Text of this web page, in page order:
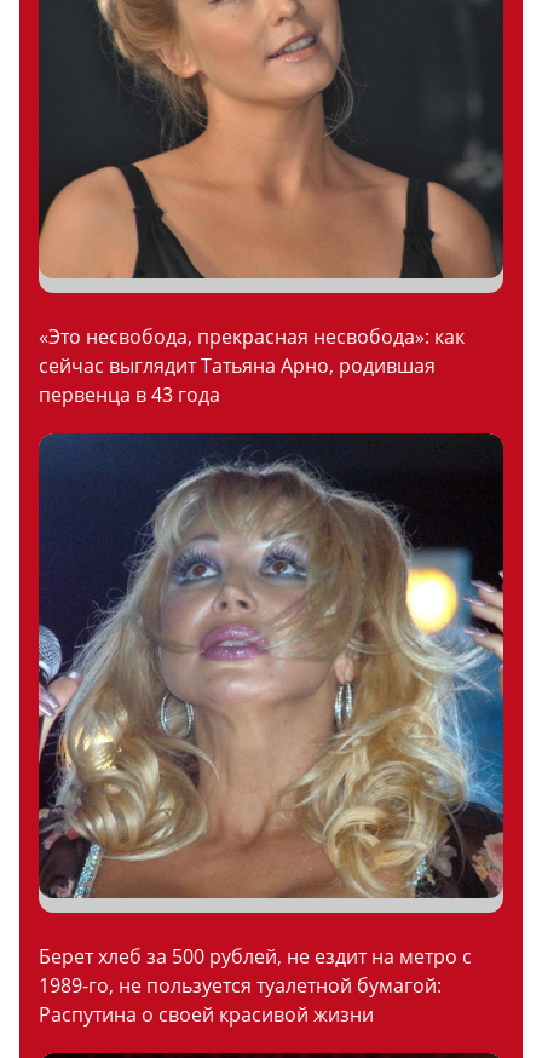
«Это несвобода, прекрасная несвобода»: как
сейчас выглядит Татьяна Арно, родившая
первенца в 43 года
Берет хлеб за 500 рублей, не ездит на метро с
1989-го, не пользуется туалетной бумагой:
Распутина о своей красивой жизни